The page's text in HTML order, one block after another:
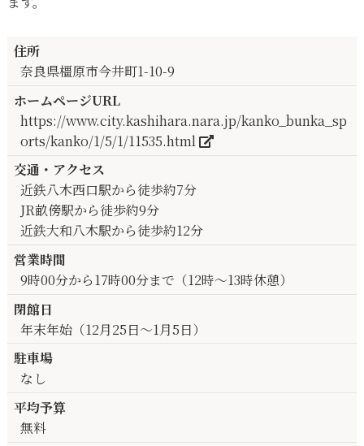
住所
奈良県橿原市今井町1-10-9
ホームページURL
https://www.city.kashihara.nara.jp/kanko_bunka_sp
orts/kanko/1/5/1/11535.html
交通・アクセス
近鉄八木西口駅から徒歩約7分
JR畝傍駅から徒歩約9分
近鉄大和八木駅から徒歩約12分
営業時間
9時00分から17時00分まで（12時～13時休憩）
閉館日
年末年始（12月25日～1月5日）
駐車場
なし
平均予算
無料